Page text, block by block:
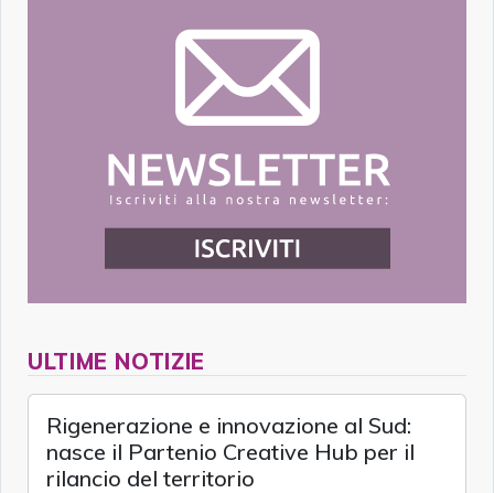
ULTIME NOTIZIE
Rigenerazione e innovazione al Sud:
nasce il Partenio Creative Hub per il
rilancio del territorio